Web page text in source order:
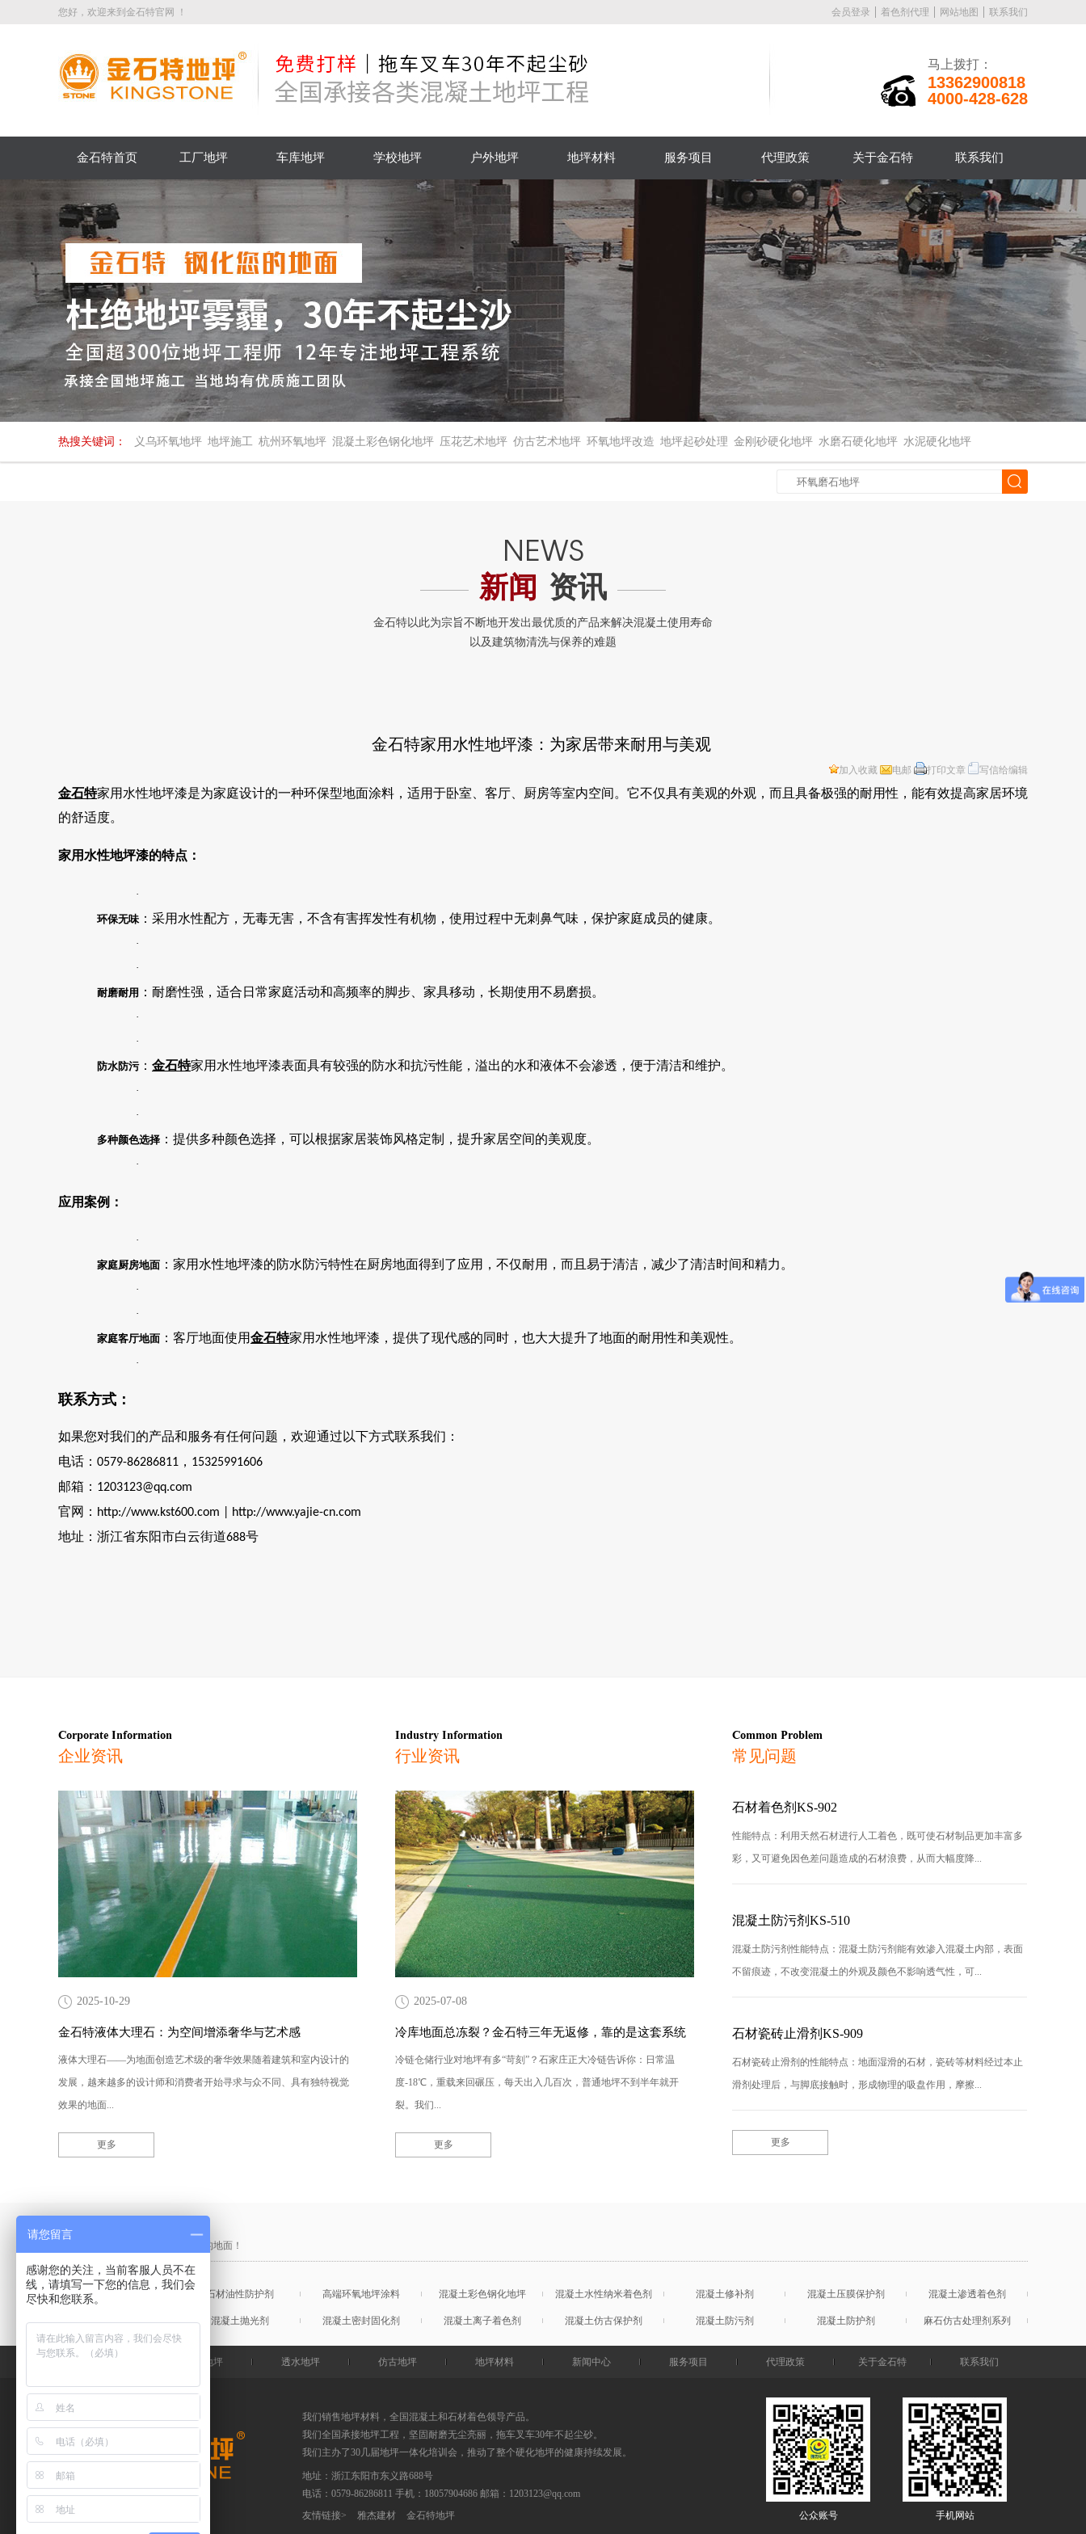
您好，欢迎来到金石特官网 ！ 会员登录 着色剂代理 网站地图 联系我们
马上拨打：
13362900818
4000-428-628
金石特首页 工厂地坪 车库地坪 学校地坪 户外地坪 地坪材料 服务项目 代理政策 关于金石特 联系我们
热搜关键词： 义乌环氧地坪 地坪施工 杭州环氧地坪 混凝土彩色钢化地坪 压花艺术地坪 仿古艺术地坪 环氧地坪改造 地坪起砂处理 金刚砂硬化地坪 水磨石硬化地坪 水泥硬化地坪
新闻 资讯
金石特家用水性地坪漆：为家居带来耐用与美观
加入收藏 电邮 打印文章 写信给编辑
金石特家用水性地坪漆是为家庭设计的一种环保型地面涂料，适用于卧室、客厅、厨房等室内空间。它不仅具有美观的外观，而且具备极强的耐用性，能有效提高家居环境
的舒适度。
家用水性地坪漆的特点：
·
环保无味 ：采用水性配方，无毒无害，不含有害挥发性有机物，使用过程中无刺鼻气味，保护家庭成员的健康。
·
·
耐磨耐用 ：耐磨性强，适合日常家庭活动和高频率的脚步、家具移动，长期使用不易磨损。
·
·
防水防污： 金石特家用水性地坪漆表面具有较强的防水和抗污性能，溢出的水和液体不会渗透，便于清洁和维护。
·
·
多种颜色选择 ：提供多种颜色选择，可以根据家居装饰风格定制，提升家居空间的美观度。
·
应用案例：
·
家庭厨房地面 ：家用水性地坪漆的防水防污特性在厨房地面得到了应用，不仅耐用，而且易于清洁，减少了清洁时间和精力。
·
·
家庭客厅地面 ：客厅地面使用金石特家用水性地坪漆，提供了现代感的同时，也大大提升了地面的耐用性和美观性。
·
联系方式：
如果您对我们的产品和服务有任何问题，欢迎通过以下方式联系我们：
电话： 0579-86286811 ， 15325991606
邮箱： 1203123@qq.com
官网： http://www.kst600.com | http://www.yajie-cn.com
地址：浙江省东阳市白云街道688号
Corporate Information
企业资讯
2025-10-29
金石特液体大理石：为空间增添奢华与艺术感
液体大理石——为地面创造艺术级的奢华效果随着建筑和室内设计的
发展，越来越多的设计师和消费者开始寻求与众不同、具有独特视觉
效果的地面...
更多
Industry Information
行业资讯
2025-07-08
冷库地面总冻裂？金石特三年无返修，靠的是这套系统
冷链仓储行业对地坪有多“苛刻”？石家庄正大冷链告诉你：日常温
度-18℃，重载来回碾压，每天出入几百次，普通地坪不到半年就开
裂。我们...
更多
Common Problem
常见问题
石材着色剂KS-902
性能特点：利用天然石材进行人工着色，既可使石材制品更加丰富多
彩，又可避免因色差问题造成的石材浪费，从而大幅度降...
混凝土防污剂KS-510
混凝土防污剂性能特点：混凝土防污剂能有效渗入混凝土内部，表面
不留痕迹，不改变混凝土的外观及颜色不影响透气性，可...
石材瓷砖止滑剂KS-909
石材瓷砖止滑剂的性能特点：地面湿滑的石材，瓷砖等材料经过本止
滑剂处理后，与脚底接触时，形成物理的吸盘作用，摩擦...
更多
产品采购直通车
做中国最硬的地坪，金石特钢化您的地面！
混凝土表面增强剂 石材油性防护剂 高端环氧地坪涂料 混凝土彩色钢化地坪 混凝土水性纳米着色剂 混凝土修补剂 混凝土压膜保护剂 混凝土渗透着色剂
混凝土润色剂 混凝土抛光剂 混凝土密封固化剂 混凝土离子着色剂 混凝土仿古保护剂 混凝土防污剂 混凝土防护剂 麻石仿古处理剂系列
金石特首页 钢化地坪 透水地坪 仿古地坪 地坪材料 新闻中心 服务项目 代理政策 关于金石特 联系我们
我们销售地坪材料，全国混凝土和石材着色领导产品。
我们全国承接地坪工程，坚固耐磨无尘亮丽，拖车叉车30年不起尘砂。
我们主办了30几届地坪一体化培训会，推动了整个硬化地坪的健康持续发展。
地址：浙江东阳市东义路688号
电话： 0579-86286811 手机：18057904686 邮箱： 1203123@qq.com
友情链接> 雅杰建材 金石特地坪 公众账号 手机网站
请您留言
感谢您的关注，当前客服人员不在
线，请填写一下您的信息，我们会
尽快和您联系。